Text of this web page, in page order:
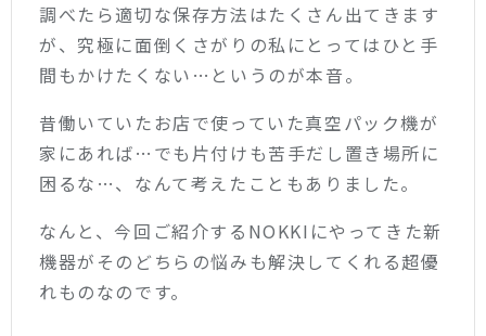
調べたら適切な保存方法はたくさん出てきます
が、究極に面倒くさがりの私にとってはひと手
間もかけたくない…というのが本音。
昔働いていたお店で使っていた真空パック機が
家にあれば…でも片付けも苦手だし置き場所に
困るな…、なんて考えたこともありました。
なんと、今回ご紹介するNOKKIにやってきた新
機器がそのどちらの悩みも解決してくれる超優
れものなのです。